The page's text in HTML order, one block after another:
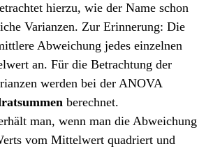
hierzu, wie der Name schon
Varianzen. Zur Erinnerung: Die
Abweichung jedes einzelnen
an. Für die Betrachtung der
werden bei der ANOVA
berechnet.
man, wenn man die Abweichung
vom Mittelwert quadriert und